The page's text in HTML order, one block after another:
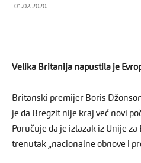
01.02.2020.
Velika Britanija napustila je
Britanski premijer Boris
je da Bregzit nije kraj već novi
Poručuje da je izlazak iz Unije
trenutak „nacionalne obnove i